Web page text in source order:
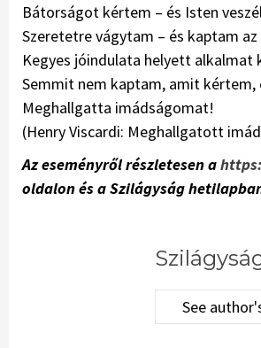
Bátorságot kértem – és Isten
Szeretetre vágytam – és kaptam
Kegyes jóindulata helyett alkalmat
Semmit nem kaptam, amit
Meghallgatta imádságomat!
(Henry Viscardi: Meghallgatott
Az eseményről részletesen a
oldalon és a Szilágyság
See